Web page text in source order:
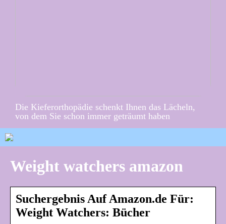
Die Kieferorthopädie schenkt Ihnen das Lächeln,
von dem Sie schon immer geträumt haben
Weight watchers amazon
Suchergebnis Auf Amazon.de Für:
Weight Watchers: Bücher